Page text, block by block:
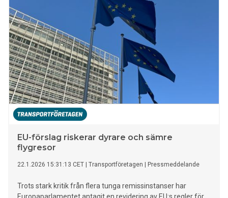
EU-förslag riskerar dyrare och sämre
flygresor
22.1.2026 15:31:13 CET Transportföretagen Pressmeddelande
Trots stark kritik från flera tunga remissinstanser har